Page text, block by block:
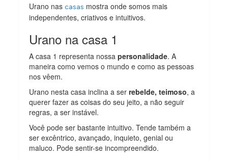
Urano nascasas mostra onde somos mais
independentes, criativos e intuitivos.
Urano na casa 1
A casa 1 representa nossapersonalidade. A
maneira como vemos o mundo e como as pessoas
nos vêem.
Urano nesta casa inclina a serrebelde, teimoso, a
querer fazer as coisas do seu jeito, a não seguir
regras, a ser instável.
Você pode ser bastante intuitivo. Tende também a
ser excêntrico, avançado, inquieto, genial ou
maluco. Pode sentir-se incompreendido.